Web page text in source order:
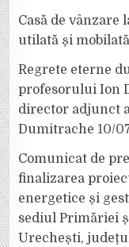
Casă de vânzare
utilată și
Regrete eterne
profesorului Ion
director adjunct
Dumitrache 10/
Comunicat de
finalizarea
energetice și
sediul Primăriei
Urechești,